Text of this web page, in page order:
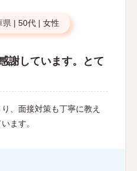
県 | 50代 | 女性
謝しています。とて
、面接対策も丁寧に教え
ます。